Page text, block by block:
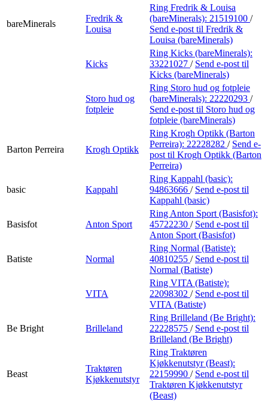
bareMinerals
Fredrik &
Louisa
Ring Fredrik & Louisa
(bareMinerals): 21519100 /
Send e-post til Fredrik &
Louisa (bareMinerals)
Kicks
Ring Kicks (bareMinerals):
33221027 / Send e-post til
Kicks (bareMinerals)
Storo hud og
fotpleie
Ring Storo hud og fotpleie
(bareMinerals): 22220293 /
Send e-post til Storo hud og
fotpleie (bareMinerals)
Barton Perreira Krogh Optikk
Ring Krogh Optikk (Barton
Perreira): 22228282 / Send e-
post til Krogh Optikk (Barton
Perreira)
basic Kappahl
Ring Kappahl (basic):
94863666 / Send e-post til
Kappahl (basic)
Basisfot Anton Sport
Ring Anton Sport (Basisfot):
45722230 / Send e-post til
Anton Sport (Basisfot)
Batiste Normal
Ring Normal (Batiste):
40810255 / Send e-post til
Normal (Batiste)
VITA
Ring VITA (Batiste):
22098302 / Send e-post til
VITA (Batiste)
Be Bright Brilleland
Ring Brilleland (Be Bright):
22228575 / Send e-post til
Brilleland (Be Bright)
Beast
Traktøren
Kjøkkenutstyr
Ring Traktøren
Kjøkkenutstyr (Beast):
22159990 / Send e-post til
Traktøren Kjøkkenutstyr
(Beast)